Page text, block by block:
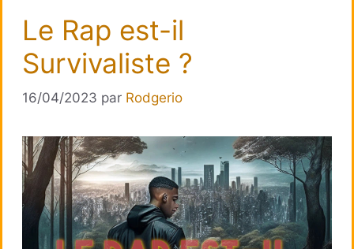
Le Rap est-il
Survivaliste ?
16/04/2023 par Rodgerio